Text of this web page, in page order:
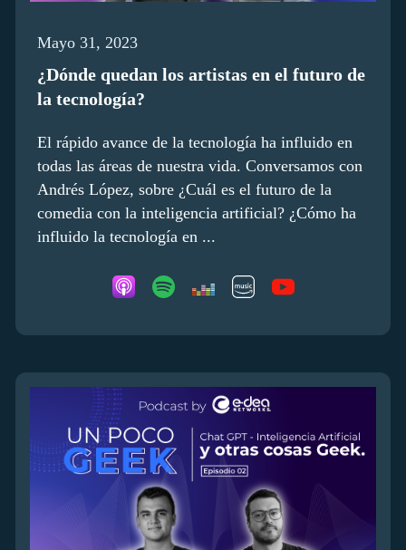
Mayo 31, 2023
¿Dónde quedan los artistas en el futuro de
la tecnología?
El rápido avance de la tecnología ha influido en
todas las áreas de nuestra vida. Conversamos con
Andrés López, sobre ¿Cuál es el futuro de la
comedia con la inteligencia artificial? ¿Cómo ha
influido la tecnología en ...